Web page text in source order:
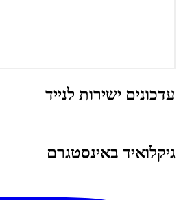
עדכונים ישירות לנייד
גיקלואיד באינסטגרם